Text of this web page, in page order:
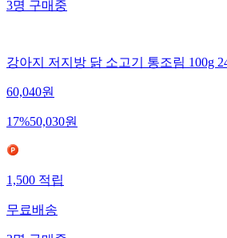
3명구매중
강아지 저지방 닭 소고기 통조림 100g
60,040원
17%50,030원
1,500적립
무료배송